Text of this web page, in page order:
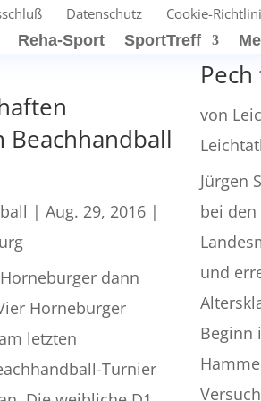
Datenschutz Cookie-
Reha-Sport SportTreff
|Aug. 29, 2016 |
dann
Horneburger
letzten
Turnier
von
Jürgen
bei
und
Beginn